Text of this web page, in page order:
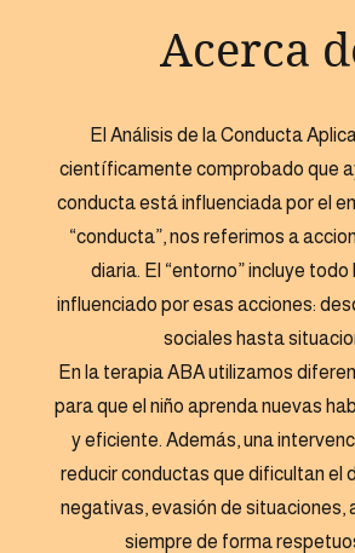
Acerca
El Análisis de la Conducta
científicamente comprobado que
conducta está influenciada por el
“conducta”, nos referimos a
diaria. El “entorno” incluye
influenciado por esas acciones:
sociales hasta
En la terapia ABA utilizamos
para que el niño aprenda nuevas
y eficiente. Además, una
reducir conductas que dificultan el
negativas, evasión de situaciones,
siempre de forma